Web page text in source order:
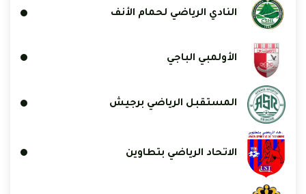
النادي الرياضي لحمام الأنف
الأولمبي الباجي
المستقبل الرياضي برجيش
الاتحاد الرياضي بتطاوين